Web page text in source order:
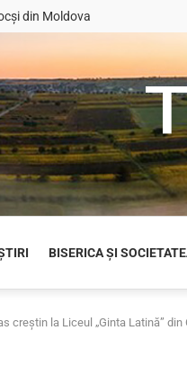
din Moldova
BISERICA ȘI
creștin la Liceul „Ginta Latină” din